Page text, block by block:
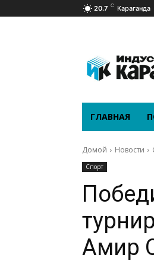
20.7 C Караганда
ГЛАВНАЯ
Домой Новости
Спорт
Амир